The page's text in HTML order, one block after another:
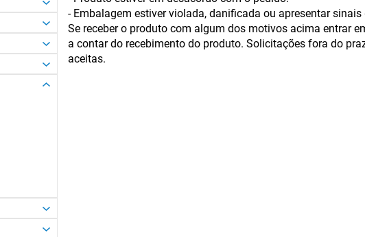
- Embalagem estiver violada, danificada ou apresentar sinais
Se receber o produto com algum dos motivos acima entrar
a contar do recebimento do produto. Solicitações fora do
aceitas.